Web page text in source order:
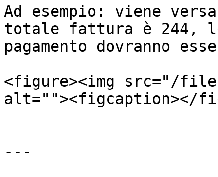
Ad esempio: viene
totale fattura è 244,
pagamento dovranno
<figure><img src="/files/
alt=""><figcaption></
---